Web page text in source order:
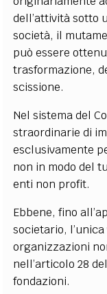
dell’attività sotto
società, il
può essere
trasformazione,
scissione.
Nel sistema del
straordinarie di
esclusivamente
non in modo del
enti non profit.
Ebbene, fino
societario,
organizzazioni
nell’articolo 28
fondazioni.